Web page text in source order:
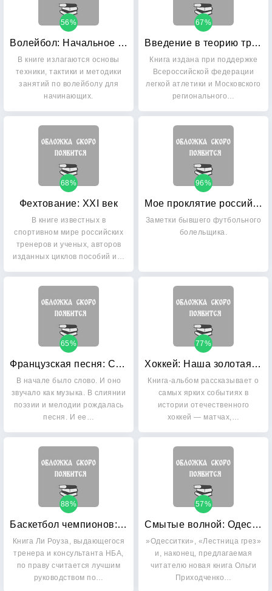
Волейбол: Начальное обучение
56%
В книге излагаются основы
техники, тактики и методики
занятий по волейболу для
начинающих.
Введение в теорию тренировки: Официальное руководство ИААФ по обучению легкой атлетике
67%
Книга издана при поддержке
Всероссийской федерации
легкой атлетики и Московского
регионального…
Фехтование: XXI век
68%
В книге известных в
спортивном мире российских
тренеров и ученых, авторов
изданных циклов пособий и…
Мое проклятие российскому футболу
96%
Заметки бывшего футбольного
болельщика.
Французская песня: Субъективная энциклопедия
65%
В начале было слово. И оно
звучало как музыка. В слиянии
поэзии и мелодии рождалась
песня. И ее…
Хоккей: Наша золотая игра! Лучшие матчи отечественного хоккея 1954-2012
77%
Книга-альбом рассказывает о
самых ярких событиях в
истории отечественного
хоккей — матчах,…
Баскетбол чемпионов: основы
88%
Книга Ли Роуза, выдающегося
тренера и консультанта НБА,
по праву считается лучшим
руководством по…
Смытые волной: Одесситки
57%
»Одесситки», «Лестница грез»
и, наконец, предлагаемая
читателю новая книга Ольги
Приходченко…